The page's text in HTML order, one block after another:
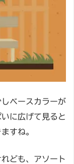
ベースカラーが
に広げて見ると
すね。
ども、アソート